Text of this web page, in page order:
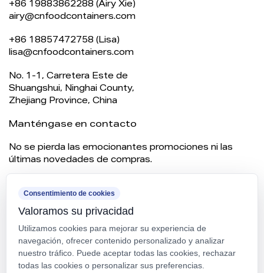
+86 19883862288 (Airy Xie)
airy@cnfoodcontainers.com
+86 18857472758 (Lisa)
lisa@cnfoodcontainers.com
No. 1-1, Carretera Este de
Shuangshui, Ninghai County,
Zhejiang Province, China
Manténgase en contacto
No se pierda las emocionantes promociones ni las
últimas novedades de compras.
Consentimiento de cookies
Valoramos su privacidad
Utilizamos cookies para mejorar su experiencia de
navegación, ofrecer contenido personalizado y analizar
nuestro tráfico. Puede aceptar todas las cookies, rechazar
todas las cookies o personalizar sus preferencias.